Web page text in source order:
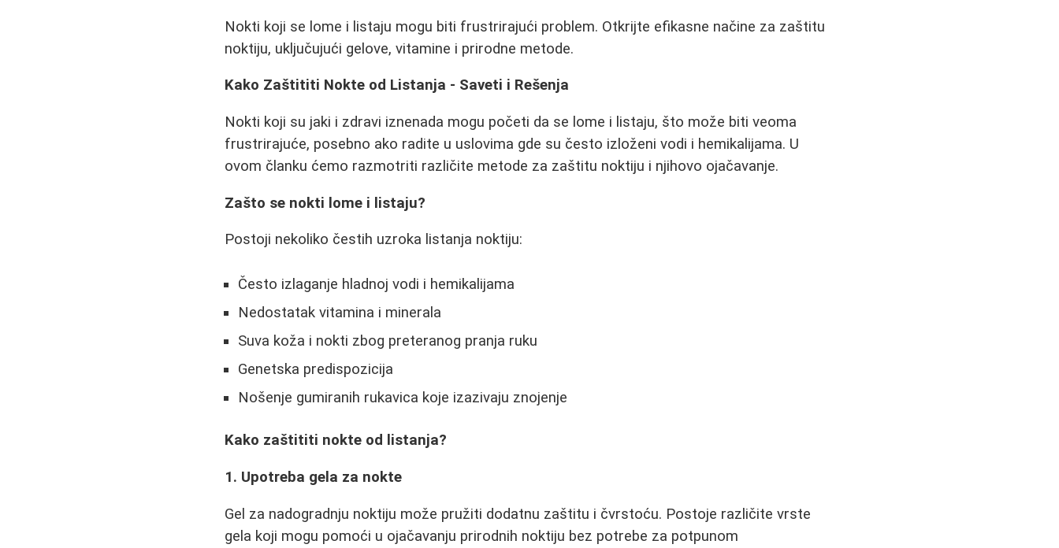
Nokti koji se lome i listaju mogu biti frustrirajući problem. Otkrijte efikasne načine za zaštitu
noktiju, uključujući gelove, vitamine i prirodne metode.
Kako Zaštititi Nokte od Listanja - Saveti i Rešenja
Nokti koji su jaki i zdravi iznenada mogu početi da se lome i listaju, što može biti veoma
frustrirajuće, posebno ako radite u uslovima gde su često izloženi vodi i hemikalijama. U
ovom članku ćemo razmotriti različite metode za zaštitu noktiju i njihovo ojačavanje.
Zašto se nokti lome i listaju?
Postoji nekoliko čestih uzroka listanja noktiju:
Često izlaganje hladnoj vodi i hemikalijama
Nedostatak vitamina i minerala
Suva koža i nokti zbog preteranog pranja ruku
Genetska predispozicija
Nošenje gumiranih rukavica koje izazivaju znojenje
Kako zaštititi nokte od listanja?
1. Upotreba gela za nokte
Gel za nadogradnju noktiju može pružiti dodatnu zaštitu i čvrstoću. Postoje različite vrste
gela koji mogu pomoći u ojačavanju prirodnih noktiju bez potrebe za potpunom